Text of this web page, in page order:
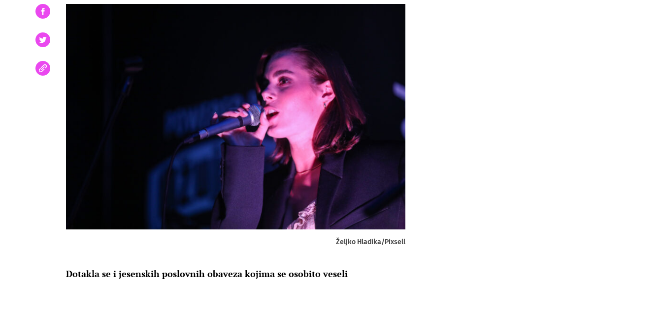
Željko Hladika/Pixsell
Dotakla se i jesenskih poslovnih obaveza kojima se osobito veseli